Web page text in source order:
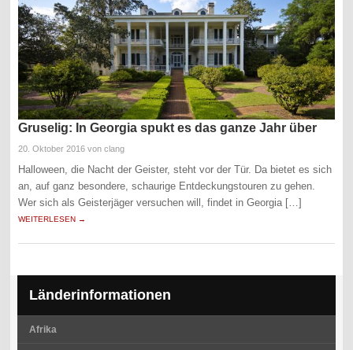
Gruselig: In Georgia spukt es das ganze Jahr über
20. Oktober 2016 von clang
Halloween, die Nacht der Geister, steht vor der Tür. Da bietet es sich
an, auf ganz besondere, schaurige Entdeckungstouren zu gehen.
Wer sich als Geisterjäger versuchen will, findet in Georgia […]
WEITERLESEN →
Länderinformationen
Afrika